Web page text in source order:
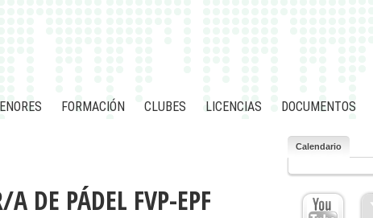
DOCUMENTOS
LICENCIAS
CLUBES
FORMACIÓN
DE PÁDEL FVP-EPF
Calendario